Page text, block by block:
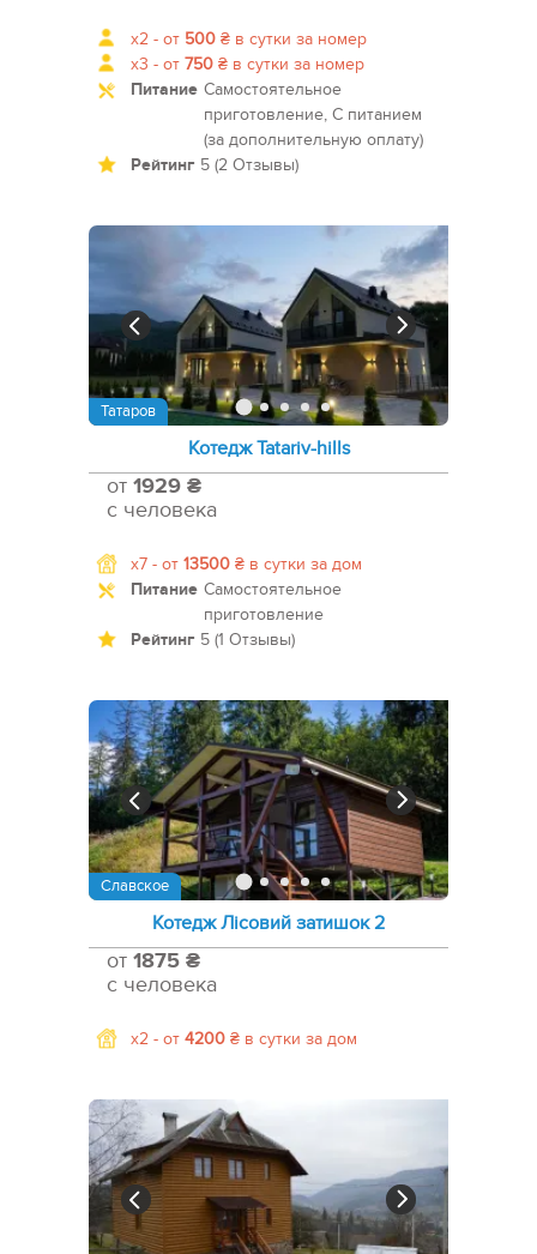
x2 - от 500 ₴ в сутки за номер
x3 - от 750 ₴ в сутки за номер
Питание Самостоятельное
приготовление, С питанием
(за дополнительную оплату)
Рейтинг 5 (2 Отзывы)
Татаров
Котедж Tatariv-hills
от 1929 ₴
с человека
x7 - от 13500 ₴ в сутки за дом
Питание Самостоятельное
приготовление
Рейтинг 5 (1 Отзывы)
Славское
Котедж Лісовий затишок 2
от 1875 ₴
с человека
x2 - от 4200 ₴ в сутки за дом